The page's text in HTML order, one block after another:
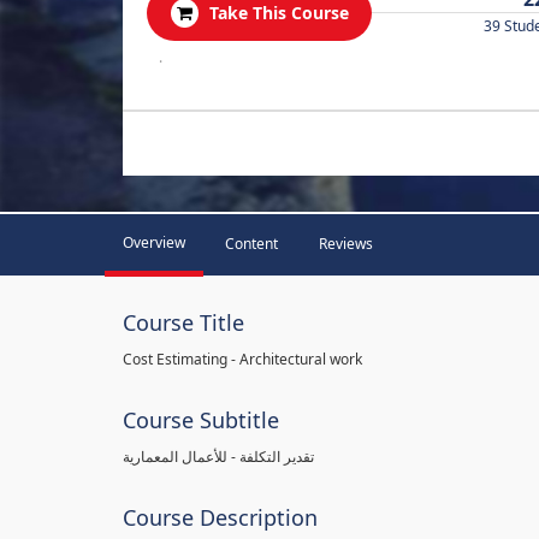
Take This Course
39
.
Overview Content Reviews
Course Title
Cost Estimating - Architectural work
Course Subtitle
تقدير التكلفة - للأعمال المعمارية
Course Description